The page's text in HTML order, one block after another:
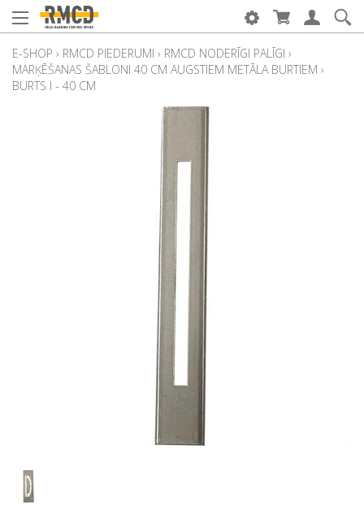
E-SHOP › RMCD PIEDERUMI › RMCD NODERĪGI PALĪGI ›
MARĶĒŠANAS ŠABLONI 40 CM AUGSTIEM METĀLA BURTIEM ›
BURTS I - 40 CM